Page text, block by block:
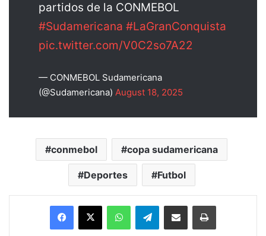
partidos de la CONMEBOL
#Sudamericana #LaGranConquista
pic.twitter.com/V0C2so7A22
— CONMEBOL Sudamericana
(@Sudamericana) August 18, 2025
conmebol copa sudamericana
Deportes Futbol
Facebook
X WhatsAppTelegramEnviar vía email Imprimir